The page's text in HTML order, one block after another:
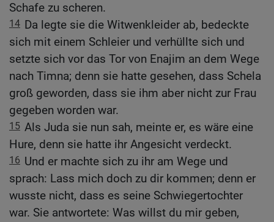
Schafe zu scheren.
14 Da legte sie die Witwenkleider ab, bedeckte
sich mit einem Schleier und verhüllte sich und
setzte sich vor das Tor von Enajim an dem Wege
nach Timna; denn sie hatte gesehen, dass Schela
groß geworden, dass sie ihm aber nicht zur Frau
gegeben worden war.
15 Als Juda sie nun sah, meinte er, es wäre eine
Hure, denn sie hatte ihr Angesicht verdeckt.
16 Und er machte sich zu ihr am Wege und
sprach: Lass mich doch zu dir kommen; denn er
wusste nicht, dass es seine Schwiegertochter
war. Sie antwortete: Was willst du mir geben,